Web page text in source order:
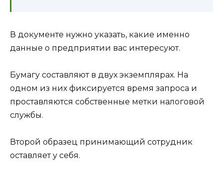
В документе нужно указать, какие именно
данные о предприятии вас интересуют.
Бумагу составляют в двух экземплярах. На
одном из них фиксируется время запроса и
проставляются собственные метки налоговой
службы.
Второй образец принимающий сотрудник
оставляет у себя.